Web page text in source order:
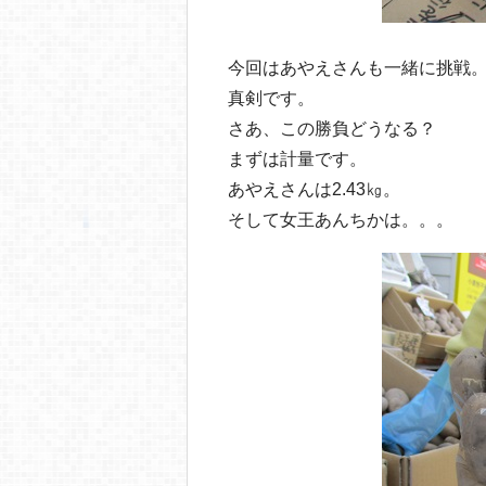
今回はあやえさんも一緒に挑戦
真剣です。
さあ、この勝負どうなる？
まずは計量です。
あやえさんは2.43㎏。
そして女王あんちかは。。。